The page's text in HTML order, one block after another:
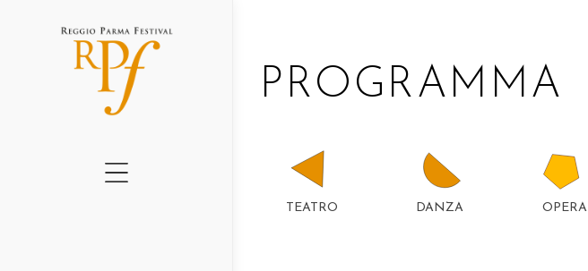
CARTELLONE 2026
GRADUS I ED.
QUADERNI RPF
PROGRAMMA
TEATRO DANZA OPERA